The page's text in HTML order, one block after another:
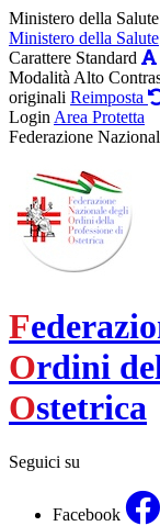
Ministero della Salute
Ministero della Salute
Carattere Standard
Modalità Alto
originali Reimposta
Login Area Protetta
Federazione
F
Ordini
Ostetrica
Seguici su
Facebook